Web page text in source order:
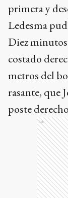
primera y
Ledesma
Diez
costado
metros del
rasante, que
poste
Ads